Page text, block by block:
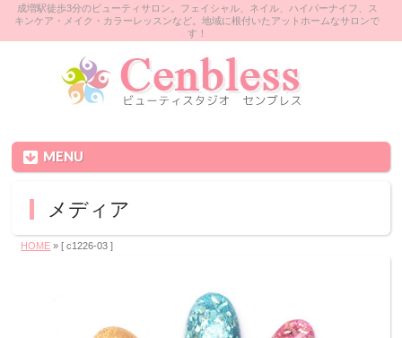
成増駅徒歩3分のビューティサロン。フェイシャル、ネイル、ハイパーナイフ、ス
キンケア・メイク・カラーレッスンなど。地域に根付いたアットホームなサロンで
す！
MENU
メディア
HOME » [ c1226-03 ]